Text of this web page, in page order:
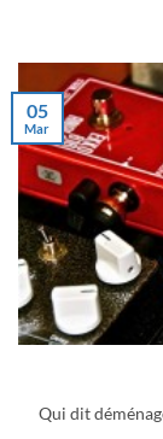
Qui dit
05
Mar